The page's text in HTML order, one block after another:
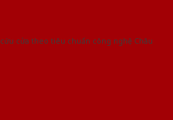
cửa theo tiêu chuẩn công nghệ Châu